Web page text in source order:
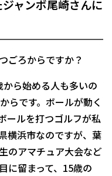
ジャンボ尾崎さんに
ごろからですか？
ら始める人も多いの
らです。ボールが動く
ールを打つゴルフが私
横浜市なのですが、葉
のアマチュア大会など
に留まって、15歳の